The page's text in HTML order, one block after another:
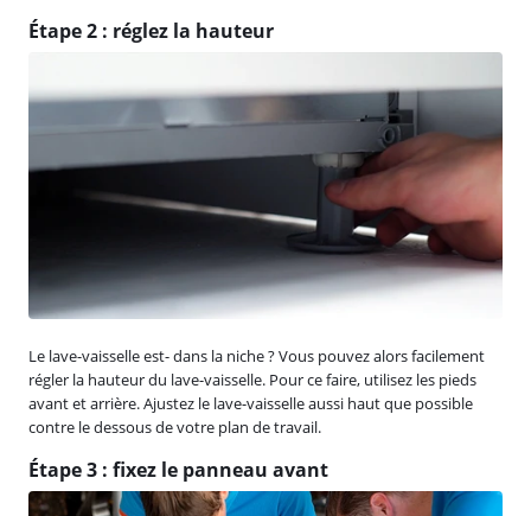
Étape 2 : réglez la hauteur
Le lave-vaisselle est- dans la niche ? Vous pouvez alors facilement
régler la hauteur du lave-vaisselle. Pour ce faire, utilisez les pieds
avant et arrière. Ajustez le lave-vaisselle aussi haut que possible
contre le dessous de votre plan de travail.
Étape 3 : fixez le panneau avant